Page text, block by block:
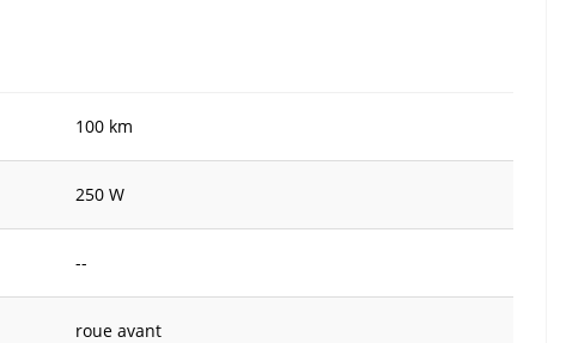
100 km
250 W
--
roue avant